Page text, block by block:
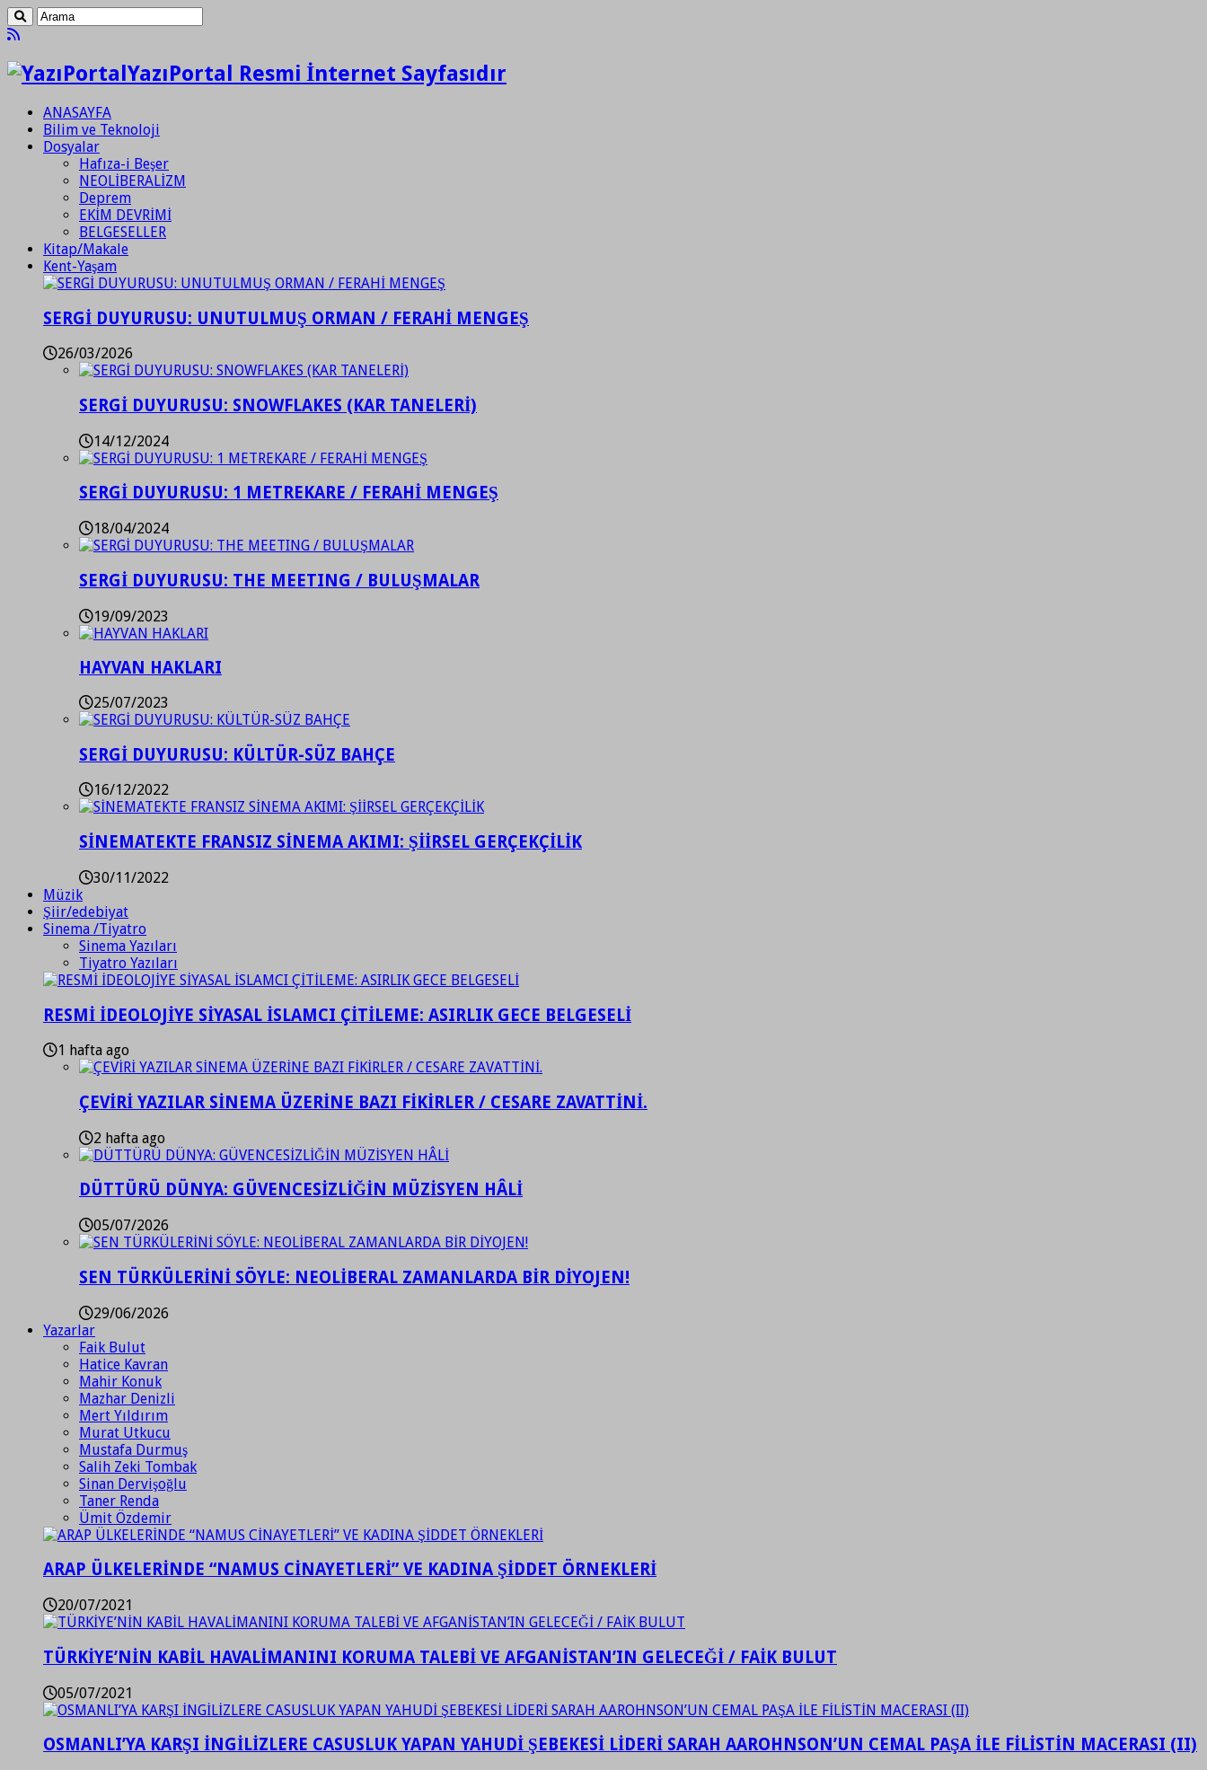
YazıPortal Resmi İnternet Sayfasıdır
ANASAYFA
Bilim ve Teknoloji
Dosyalar
Hafıza-i Beşer
NEOLİBERALİZM
Deprem
EKİM DEVRİMİ
BELGESELLER
Kitap/Makale
Kent-Yaşam
SERGİ DUYURUSU: UNUTULMUŞ ORMAN / FERAHİ MENGEŞ
26/03/2026
SERGİ DUYURUSU: SNOWFLAKES (KAR TANELERİ)
14/12/2024
SERGİ DUYURUSU: 1 METREKARE / FERAHİ MENGEŞ
18/04/2024
SERGİ DUYURUSU: THE MEETING / BULUŞMALAR
19/09/2023
HAYVAN HAKLARI
25/07/2023
SERGİ DUYURUSU: KÜLTÜR-SÜZ BAHÇE
16/12/2022
SİNEMATEKTE FRANSIZ SİNEMA AKIMI: ŞİİRSEL GERÇEKÇİLİK
30/11/2022
Müzik
Şiir/edebiyat
Sinema /Tiyatro
Sinema Yazıları
Tiyatro Yazıları
RESMİ İDEOLOJİYE SİYASAL İSLAMCI ÇİTİLEME: ASIRLIK GECE BELGESELİ
1 hafta ago
ÇEVİRİ YAZILAR SİNEMA ÜZERİNE BAZI FİKİRLER / CESARE ZAVATTİNİ.
2 hafta ago
DÜTTÜRÜ DÜNYA: GÜVENCESİZLİĞİN MÜZİSYEN HÂLİ
05/07/2026
SEN TÜRKÜLERİNİ SÖYLE: NEOLİBERAL ZAMANLARDA BİR DİYOJEN!
29/06/2026
Yazarlar
Faik Bulut
Hatice Kavran
Mahir Konuk
Mazhar Denizli
Mert Yıldırım
Murat Utkucu
Mustafa Durmuş
Salih Zeki Tombak
Sinan Dervişoğlu
Taner Renda
Ümit Özdemir
ARAP ÜLKELERİNDE “NAMUS CİNAYETLERİ” VE KADINA ŞİDDET ÖRNEKLERİ
20/07/2021
TÜRKİYE’NİN KABİL HAVALİMANINI KORUMA TALEBİ VE AFGANİSTAN’IN GELECEĞİ / FAİK BULUT
05/07/2021
OSMANLI’YA KARŞI İNGİLİZLERE CASUSLUK YAPAN YAHUDİ ŞEBEKESİ LİDERİ SARAH AAROHNSON’UN CEMAL PAŞA İLE FİLİSTİN MACERASI (II)